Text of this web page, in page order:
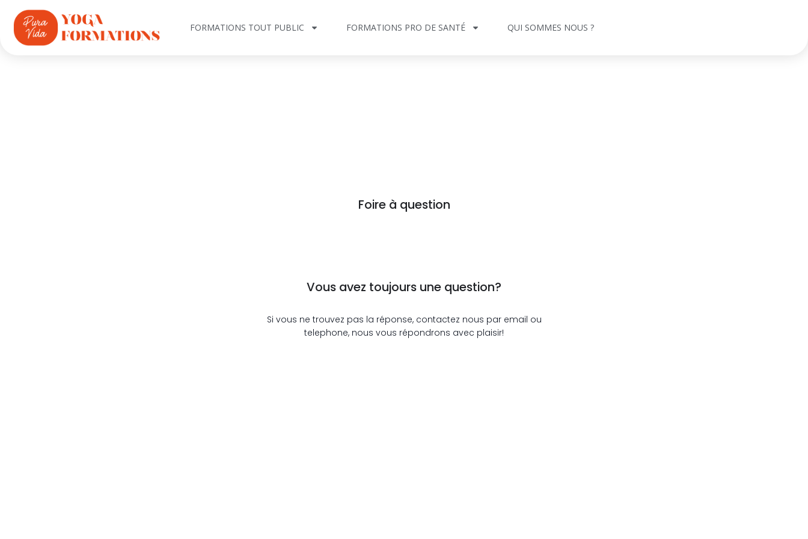
FORMATIONS TOUT PUBLIC FORMATIONS PRO DE SANTÉ QUI SOMMES NOUS ?
Foire à question
Vous avez toujours une question?
Si vous ne trouvez pas la réponse, contactez nous par email ou
telephone, nous vous répondrons avec plaisir!